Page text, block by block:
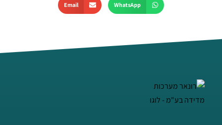
WhatsApp
Email